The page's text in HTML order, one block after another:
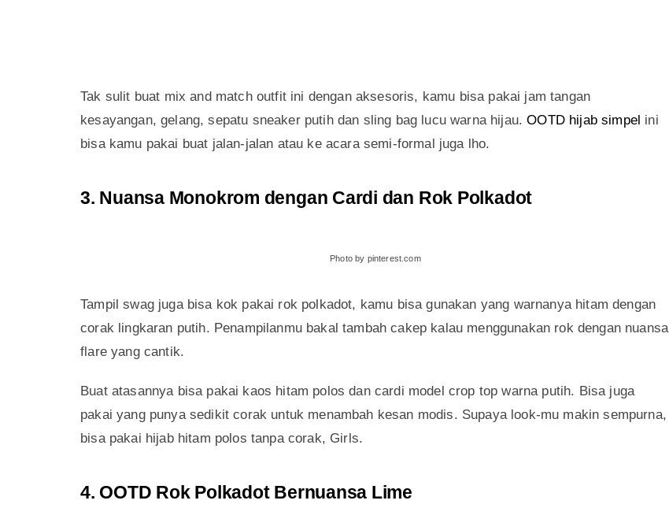
Tak sulit buat mix and match outfit ini dengan aksesoris, kamu bisa pakai jam tangan
kesayangan, gelang, sepatu sneaker putih dan sling bag lucu warna hijau.OOTD hijab simpel ini
bisa kamu pakai buat jalan-jalan atau ke acara semi-formal juga lho.
3. Nuansa Monokrom dengan Cardi dan Rok Polkadot
Photo by pinterest.com
Tampil swag juga bisa kok pakai rok polkadot, kamu bisa gunakan yang warnanya hitam dengan
corak lingkaran putih. Penampilanmu bakal tambah cakep kalau menggunakan rok dengan nuansa
flare yang cantik.
Buat atasannya bisa pakai kaos hitam polos dan cardi model crop top warna putih. Bisa juga
pakai yang punya sedikit corak untuk menambah kesan modis. Supaya look-mu makin sempurna,
bisa pakai hijab hitam polos tanpa corak, Girls.
4. OOTD Rok Polkadot Bernuansa Lime